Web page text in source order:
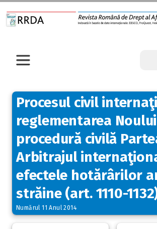
Procesul civil
reglementarea
procedură civilă
Arbitrajul
efectele hotărârilor
străine (art. 1110-
Numărul 11 Anul 2014